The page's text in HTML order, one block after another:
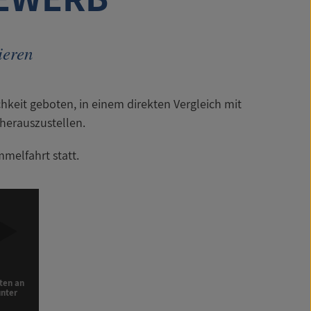
geboten, in einem direkten Vergleich mit
statt.
an